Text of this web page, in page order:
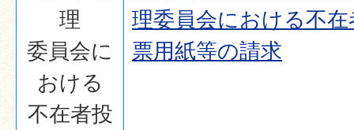
理
委員会に
おける
不在者投
理委員会における不
票用紙等の請求